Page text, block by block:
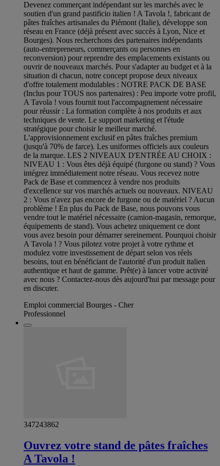
Devenez commerçant indépendant sur les marchés avec le
soutien d'un grand pastificio italien ! A Tavola !, fabricant de
pâtes fraîches artisanales du Piémont (Italie), développe son
réseau en France (déjà présent avec succès à Lyon, Nice et
Bourges). Nous recherchons des partenaires indépendants
(auto-entrepreneurs, commerçants ou personnes en
reconversion) pour reprendre des emplacements existants ou
ouvrir de nouveaux marchés. Pour s'adapter au budget et à la
situation di chacun, notre concept propose deux niveaux
d'offre totalement modulables : NOTRE PACK DE BASE
(Inclus pour TOUS nos partenaires) : Peu importe votre profil,
A Tavola ! vous fournit tout l'accompagnement nécessaire
pour réussir : La formation complète à nos produits et aux
techniques de vente. Le support marketing et l'étude
stratégique pour choisir le meilleur marché.
L'approvisionnement exclusif en pâtes fraîches premium
(jusqu'à 70% de farce). Les uniformes officiels aux couleurs
de la marque. LES 2 NIVEAUX D'ENTRÉE AU CHOIX :
NIVEAU 1 : Vous êtes déjà équipé (furgone ou stand) ? Vous
intégrez immédiatement notre réseau. Vous recevez notre
Pack de Base et commencez à vendre nos produits
d'excellence sur vos marchés actuels ou nouveaux. NIVEAU
2 : Vous n'avez pas encore de furgone ou de matériel ? Aucun
problème ! En plus du Pack de Base, nous pouvons vous
vendre tout le matériel nécessaire (camion-magasin, remorque,
équipements de stand). Vous achetez uniquement ce dont
vous avez besoin pour démarrer sereinement. Pourquoi choisir
A Tavola ! ? Vous pilotez votre projet à votre rythme et
modulez votre investissement de départ selon vos réels
besoins, tout en bénéficiant de l'autorité d'un produit italien
authentique et haut de gamme. Prêt(e) à lancer votre activité
avec nous ? Contactez-nous dès aujourd'hui par message pour
en discuter.
Emploi commercial Bourges - Cher
Professionnel
347243862
Ouvrez votre stand de pâtes fraîches
A Tavola !